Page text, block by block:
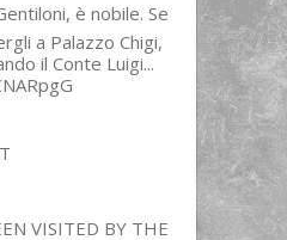
è nobile. Se
a Palazzo Chigi,
il Conte Luigi...
VISITED BY THE